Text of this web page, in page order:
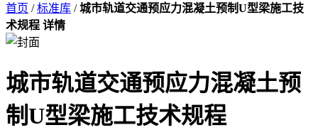
首页 / 标准库 / 城市轨道交通预应力混凝土预制U型梁施工技
术规程 详情
城市轨道交通预应力混凝土预
制U型梁施工技术规程